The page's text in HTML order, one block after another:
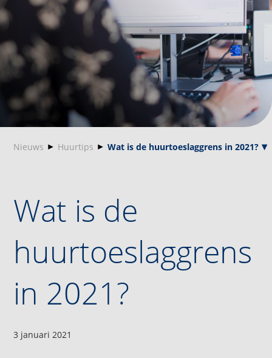
Nieuws Huurtips Wat is de huurtoeslaggrens in 2021?
Wat is de
huurtoeslaggrens
in 2021?
3 januari 2021